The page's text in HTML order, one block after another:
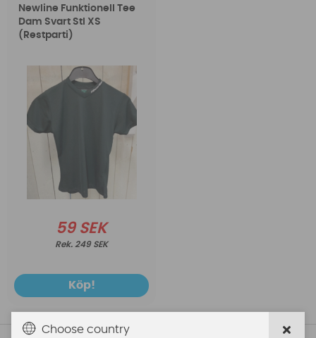
Newline Funktionell Tee
Dam Svart Stl XS
(Restparti)
59 SEK
249 SEK
Köp!
Choose country